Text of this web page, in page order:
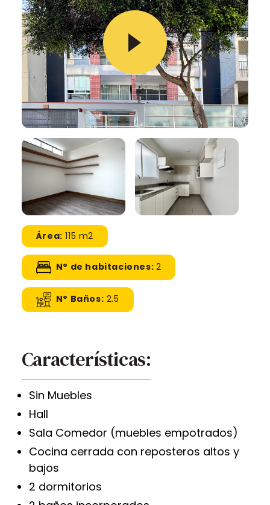
Área: 115 m2
N° de habitaciones: 2
N° Baños: 2.5
Características:
Sin Muebles
Hall
Sala Comedor (muebles empotrados)
Cocina cerrada con reposteros altos y
bajos
2 dormitorios